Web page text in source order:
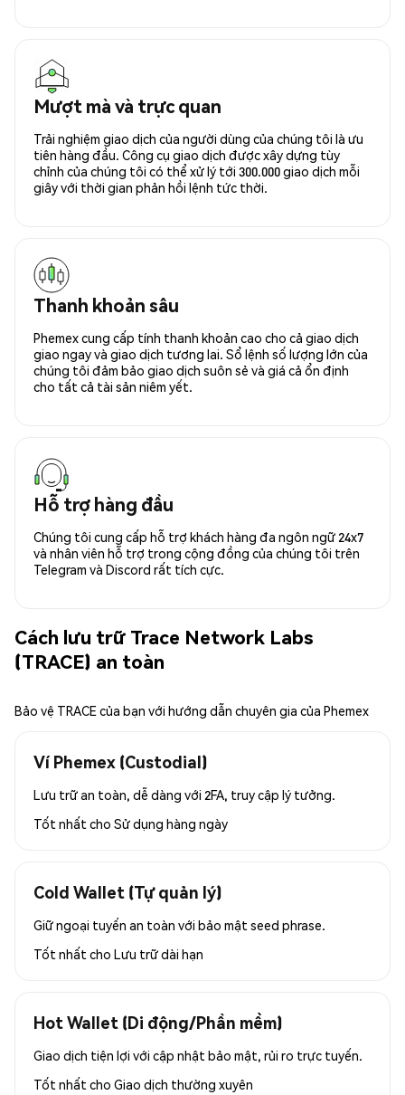
Mượt mà và trực quan
Trải nghiệm giao dịch của người dùng của chúng tôi là ưu
tiên hàng đầu. Công cụ giao dịch được xây dựng tùy
chỉnh của chúng tôi có thể xử lý tới 300.000 giao dịch mỗi
giây với thời gian phản hồi lệnh tức thời.
Thanh khoản sâu
Phemex cung cấp tính thanh khoản cao cho cả giao dịch
giao ngay và giao dịch tương lai. Sổ lệnh số lượng lớn của
chúng tôi đảm bảo giao dịch suôn sẻ và giá cả ổn định
cho tất cả tài sản niêm yết.
Hỗ trợ hàng đầu
Chúng tôi cung cấp hỗ trợ khách hàng đa ngôn ngữ 24x7
và nhân viên hỗ trợ trong cộng đồng của chúng tôi trên
Telegram và Discord rất tích cực.
Cách lưu trữ Trace Network Labs
(TRACE) an toàn
Bảo vệ TRACE của bạn với hướng dẫn chuyên gia của Phemex
Ví Phemex (Custodial)
Lưu trữ an toàn, dễ dàng với 2FA, truy cập lý tưởng.
Tốt nhất cho Sử dụng hàng ngày
Cold Wallet (Tự quản lý)
Giữ ngoại tuyến an toàn với bảo mật seed phrase.
Tốt nhất cho Lưu trữ dài hạn
Hot Wallet (Di động/Phần mềm)
Giao dịch tiện lợi với cập nhật bảo mật, rủi ro trực tuyến.
Tốt nhất cho Giao dịch thường xuyên